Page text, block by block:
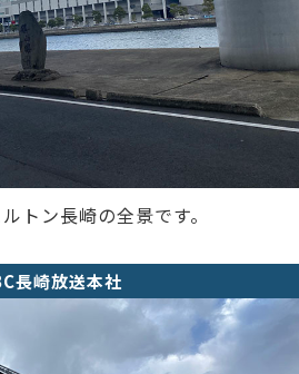
トン長崎の全景です。
長崎放送本社